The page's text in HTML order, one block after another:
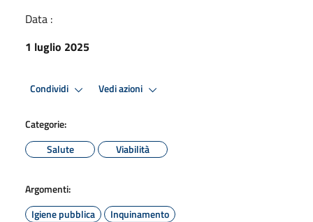
Data :
1 luglio 2025
Condividi Vedi azioni
Categorie:
Salute
Viabilità
Argomenti:
Igiene pubblica
Inquinamento